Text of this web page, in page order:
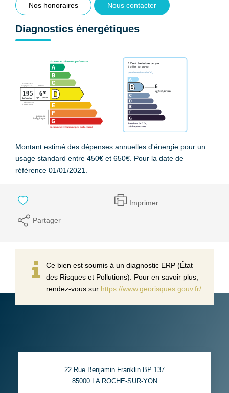
Nos honoraires Nous contacter
Diagnostics énergétiques
Montant estimé des dépenses annuelles d'énergie pour un
usage standard entre 450€ et 650€. Pour la date de
référence 01/01/2021.
Imprimer
Partager
Ce bien est soumis à un diagnostic ERP (État
des Risques et Pollutions). Pour en savoir plus,
rendez-vous sur https://www.georisques.gouv.fr/
22 Rue Benjamin Franklin BP 137
85000 LA ROCHE-SUR-YON